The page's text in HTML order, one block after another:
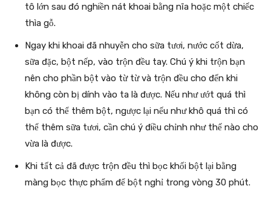
tô lớn sau đó nghiền nát khoai bằng nĩa hoặc một chiếc
thìa gỗ.
Ngay khi khoai đã nhuyễn cho sữa tươi, nước cốt dừa,
sữa đặc, bột nếp, vào trộn đều tay. Chú ý khi trộn bạn
nên cho phần bột vào từ từ và trộn đều cho đến khi
không còn bị dính vào ta là được. Nếu như ướt quá thì
bạn có thể thêm bột, ngược lại nếu như khô quá thì có
thể thêm sữa tươi, cần chú ý điều chỉnh như thế nào cho
vừa là được.
Khi tất cả đã được trộn đều thì bọc khối bột lại bằng
màng bọc thực phẩm để bột nghỉ trong vòng 30 phút.